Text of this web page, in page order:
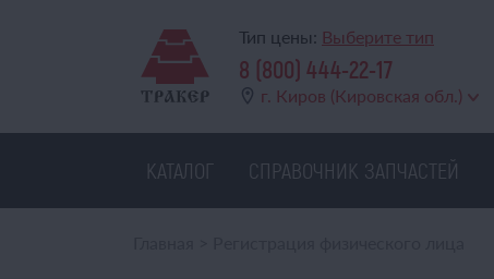
Тип цены: Выберите тип
8 (800) 444-22-17
г. Киров (Кировская обл.)
КАТАЛОГ СПРАВОЧНИК ЗАПЧАСТЕЙ